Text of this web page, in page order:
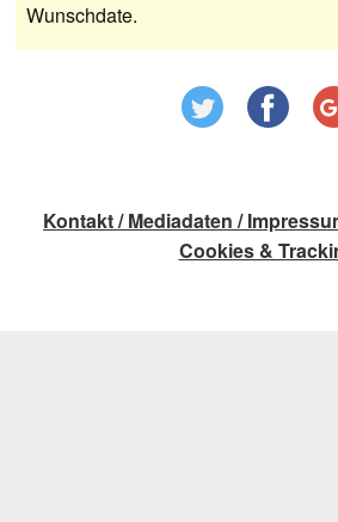
Wunschdate.
Kontakt / Mediadaten /
Cookies &